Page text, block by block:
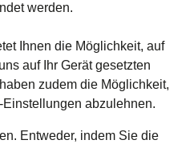
werden.
Ihnen die Möglichkeit, auf
auf Ihr Gerät gesetzten
zudem die Möglichkeit,
abzulehnen.
Entweder, indem Sie die